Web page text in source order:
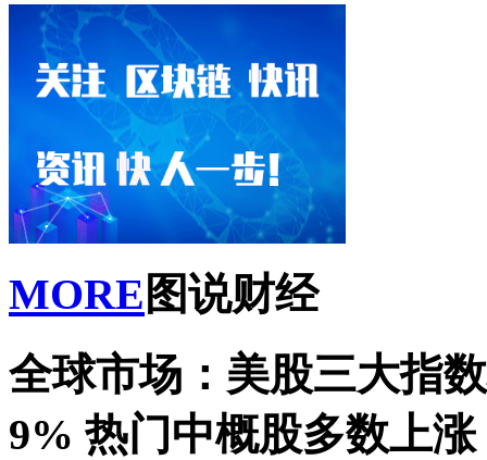
MORE 图说财经
全球市场：美股三大指
9% 热门中概股多数上涨